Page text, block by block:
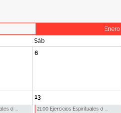
Enero
Sáb
6
d ...
13
21:00 Ejercicios Espirituales d ...